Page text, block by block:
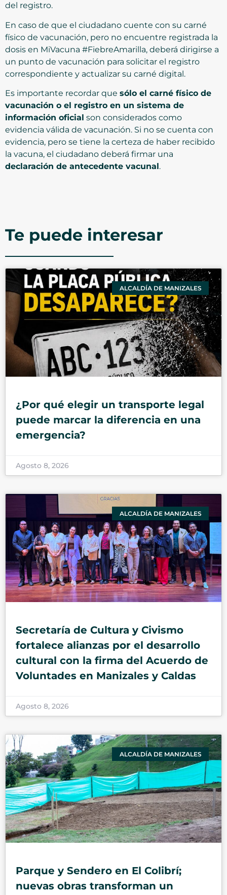
del registro.
En caso de que el ciudadano cuente con su carné
físico de vacunación, pero no encuentre registrada la
dosis en MiVacuna #FiebreAmarilla, deberá dirigirse a
un punto de vacunación para solicitar el registro
correspondiente y actualizar su carné digital.
Es importante recordar que sólo el carné físico de
vacunación o el registro en un sistema de
información oficial son considerados como
evidencia válida de vacunación. Si no se cuenta con
evidencia, pero se tiene la certeza de haber recibido
la vacuna, el ciudadano deberá firmar una
declaración de antecedente vacunal.
Te puede interesar
ALCALDÍA DE MANIZALES
¿Por qué elegir un transporte legal
puede marcar la diferencia en una
emergencia?
Agosto 8, 2026
ALCALDÍA DE MANIZALES
Secretaría de Cultura y Civismo
fortalece alianzas por el desarrollo
cultural con la firma del Acuerdo de
Voluntades en Manizales y Caldas
Agosto 8, 2026
ALCALDÍA DE MANIZALES
Parque y Sendero en El Colibrí;
nuevas obras transforman un